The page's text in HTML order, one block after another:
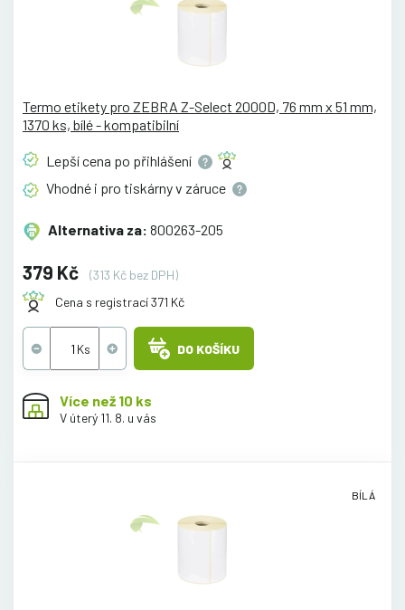
Termo etikety pro ZEBRA Z-Select 2000D, 76 mm x 51 mm,
1370 ks, bílé - kompatibilní
Lepší cena po přihlášení
Vhodné i pro tiskárny v záruce
Alternativa za: 800263-205
379 Kč
(313 Kč bez DPH)
Cena s registrací 371 Kč
DO KOŠÍKU
Více než 10 ks
V úterý 11. 8. u vás
BÍLÁ